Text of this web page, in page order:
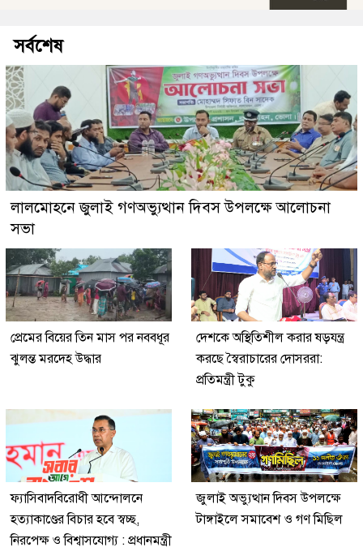
সর্বশেষ
লালমোহনে জুলাই গণঅভ্যুত্থান দিবস উপলক্ষে আলোচনা
সভা
প্রেমের বিয়ের তিন মাস পর নববধূর
ঝুলন্ত মরদেহ উদ্ধার
দেশকে অস্থিতিশীল করার ষড়যন্ত্র
করছে স্বৈরাচারের দোসররা:
প্রতিমন্ত্রী টুকু
ফ্যাসিবাদবিরোধী আন্দোলনে
হত্যাকাণ্ডের বিচার হবে স্বচ্ছ,
নিরপেক্ষ ও বিশ্বাসযোগ্য : প্রধানমন্ত্রী
জুলাই অভ্যুত্থান দিবস উপলক্ষে
টাঙ্গাইলে সমাবেশ ও গণ মিছিল